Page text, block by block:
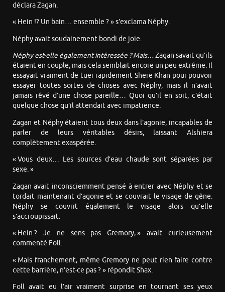
déclara Zagan.
« Hein !? Un bain… ensemble ? » s’exclama Néphy.
Néphy avait soudainement bondi de joie.
Néphy est-elle également intéressée ? Mais…Zagan savait qu’ils
étaient en couple, mais cela semblait encore un peu extrême. Il
essayait vraiment de tuer rapidement Shere Khan pour pouvoir
essayer toutes sortes de choses avec Néphy, mais il n’avait
jamais rêvé d’une chose pareille… Quoi qu’il en soit, c’était
quelque chose qu’il attendait avec impatience.
Zagan et Néphy étaient tous deux dans l’agonie, incapables de
parler de leurs véritables désirs, laissant Alshiera
complètement exaspérée.
« Vous deux… Les sources d’eau chaude sont séparées par
sexe. »
Zagan avait inconsciemment pensé à entrer avec Néphy et se
tordait maintenant d’agonie et se couvrait le visage de gêne.
Néphy se couvrit également le visage alors qu’elle
s’accroupissait.
« Hein ? Je ne sens pas Gremory, » avait curieusement
commenté Foll.
« Mais franchement, même Gremory ne peut rien faire contre
cette barrière, n’est-ce pas ? » répondit Shax.
Foll avait eu l’air vraiment surprise en tournant ses yeux